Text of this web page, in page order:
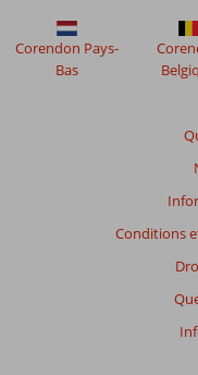
Conditions
Corendon Pays-
Bas